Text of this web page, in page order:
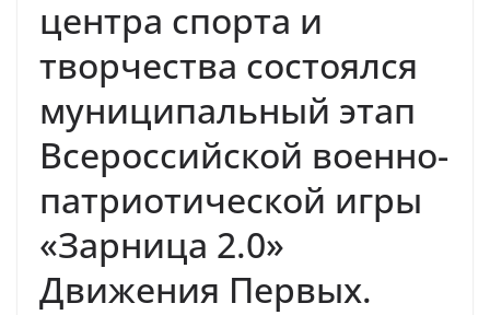
центра спорта и
творчества состоялся
муниципальный этап
Всероссийской военно-
патриотической игры
«Зарница 2.0»
Движения Первых.